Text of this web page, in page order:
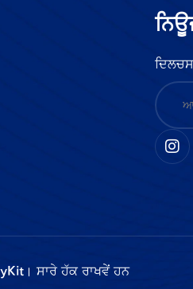
ਸਾਰੇ ਹੱਕ ਰਾਖਵੇਂ ਹਨ​